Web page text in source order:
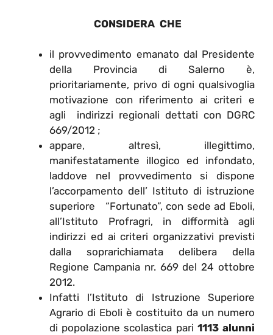
CONSIDERA CHE
il provvedimento emanato dal Presidente
della Provincia di Salerno è,
prioritariamente, privo di ogni qualsivoglia
motivazione con riferimento ai criteri e
agli indirizzi regionali dettati con DGRC
669/2012 ;
appare, altresì, illegittimo,
manifestatamente illogico ed infondato,
laddove nel provvedimento si dispone
l’accorpamento dell’ Istituto di istruzione
superiore “Fortunato”, con sede ad Eboli,
all’Istituto Profragri, in difformità agli
indirizzi ed ai criteri organizzativi previsti
dalla soprarichiamata delibera della
Regione Campania nr. 669 del 24 ottobre
2012.
Infatti l’Istituto di Istruzione Superiore
Agrario di Eboli è costituito da un numero
di popolazione scolastica pari 1113 alunni